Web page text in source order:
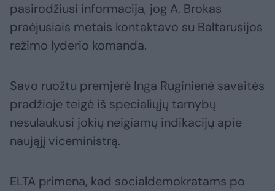
pasirodžiusi informacija, jog A. Brokas
praėjusiais metais kontaktavo su Baltarusijos
režimo lyderio komanda.
Savo ruožtu premjerė Inga Ruginienė savaitės
pradžioje teigė iš specialiųjų tarnybų
nesulaukusi jokių neigiamų indikacijų apie
naująjį viceministrą.
ELTA primena, kad socialdemokratams po